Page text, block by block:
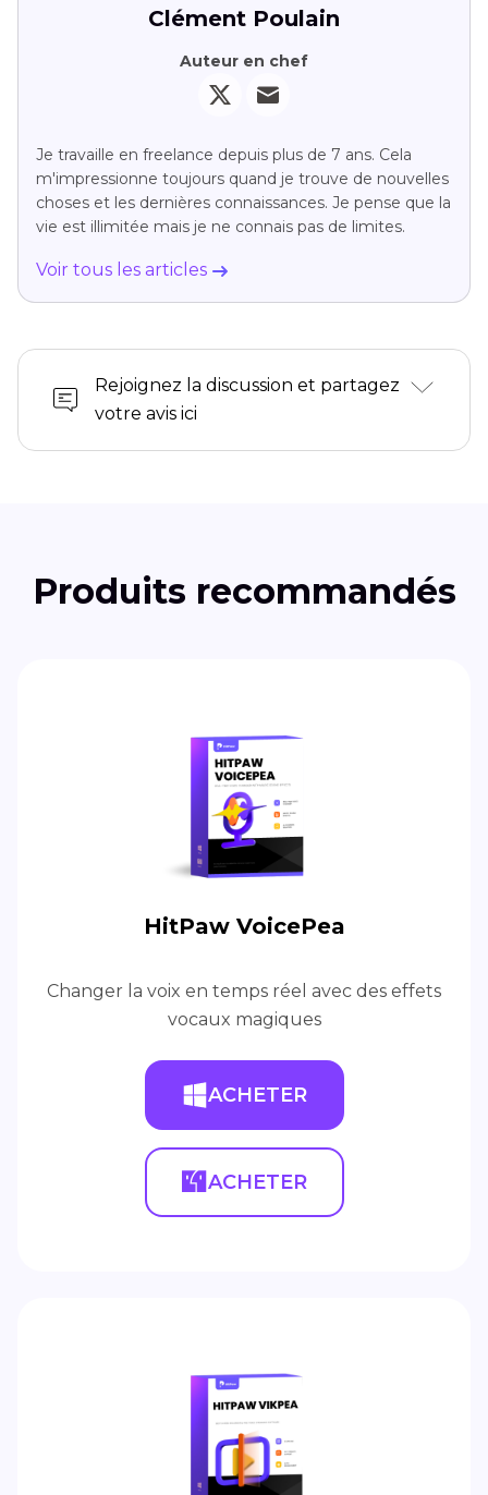
Clément Poulain
Auteur en chef
Je travaille en freelance depuis plus de 7 ans. Cela
m'impressionne toujours quand je trouve de nouvelles
choses et les dernières connaissances. Je pense que la
vie est illimitée mais je ne connais pas de limites.
Voir tous les articles
Rejoignez la discussion et partagez
votre avis ici
Produits recommandés
HitPaw VoicePea
Changer la voix en temps réel avec des effets
vocaux magiques
ACHETER
ACHETER